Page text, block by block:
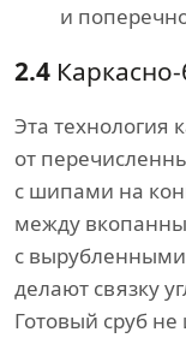
и
2.4
Эта технология
от
с шипами на
между
с
делают связку
Готовый сруб